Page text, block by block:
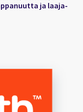
ja laaja-